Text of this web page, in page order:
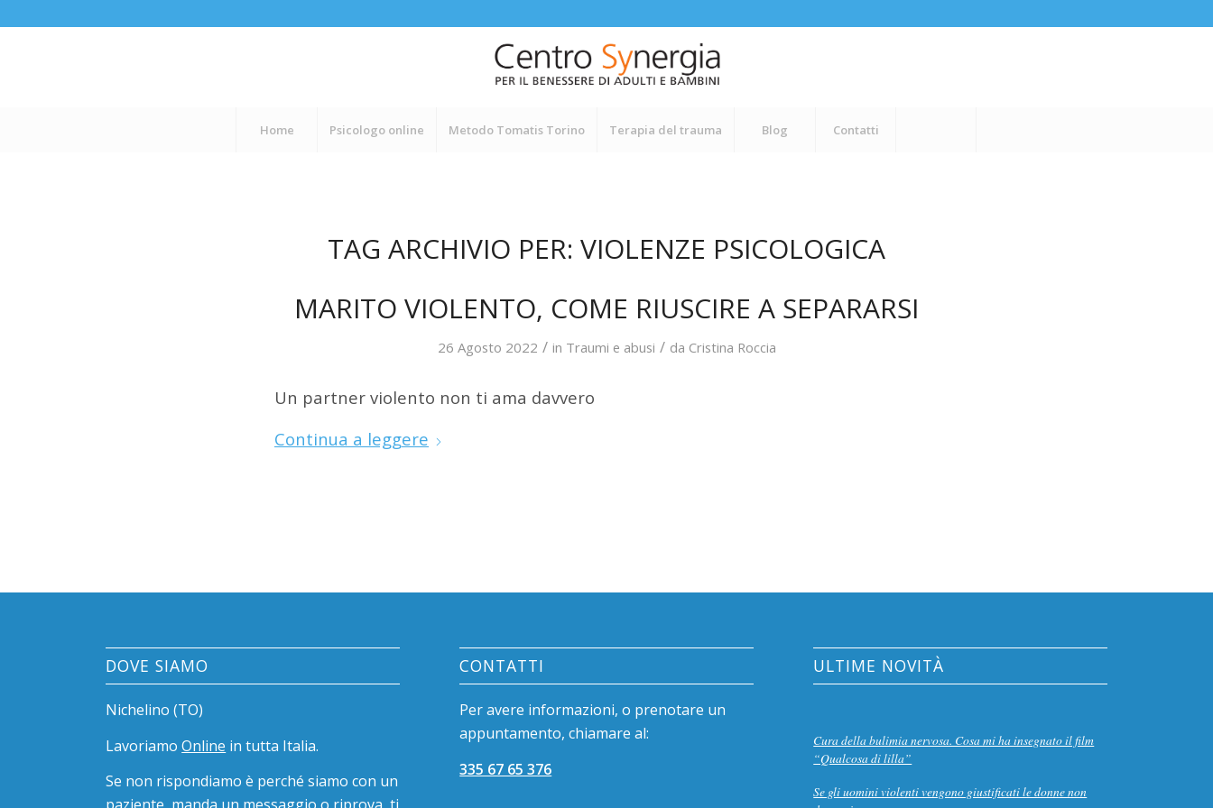
Home Psicologo online Metodo Tomatis Torino Terapia del trauma Blog Contatti
TAG ARCHIVIO PER: VIOLENZE PSICOLOGICA
MARITO VIOLENTO, COME RIUSCIRE A SEPARARSI
26 Agosto 2022 / in Traumi e abusi / da Cristina Roccia
Un partner violento non ti ama davvero
Continua a leggere
DOVE SIAMO
Nichelino (TO)
LavoriamoOnline in tutta Italia.
Se non rispondiamo è perché siamo con un
CONTATTI
Per avere informazioni, o prenotare un
appuntamento, chiamare al:
335 67 65 376
ULTIME NOVITÀ
Cura della bulimia nervosa. Cosa mi ha insegnato il film
“Qualcosa di lilla”
Se gli uomini violenti vengono giustificati le donne non